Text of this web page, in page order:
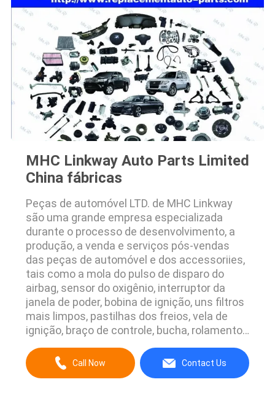
MHC Linkway Auto Parts Limited
China fábricas
Peças de automóvel LTD. de MHC Linkway
são uma grande empresa especializada
durante o processo de desenvolvimento, a
produção, a venda e serviços pós-vendas
das peças de automóvel e dos accessoriies,
tais como a mola do pulso de disparo do
airbag, sensor do oxigênio, interruptor da
janela de poder, bobina de ignição, uns filtros
mais limpos, pastilhas dos freios, vela de
ignição, braço de controle, bucha, rolamento
diante. Nossos produtos são cabidos
principalmente para automóveis de
Call Now Contact Us